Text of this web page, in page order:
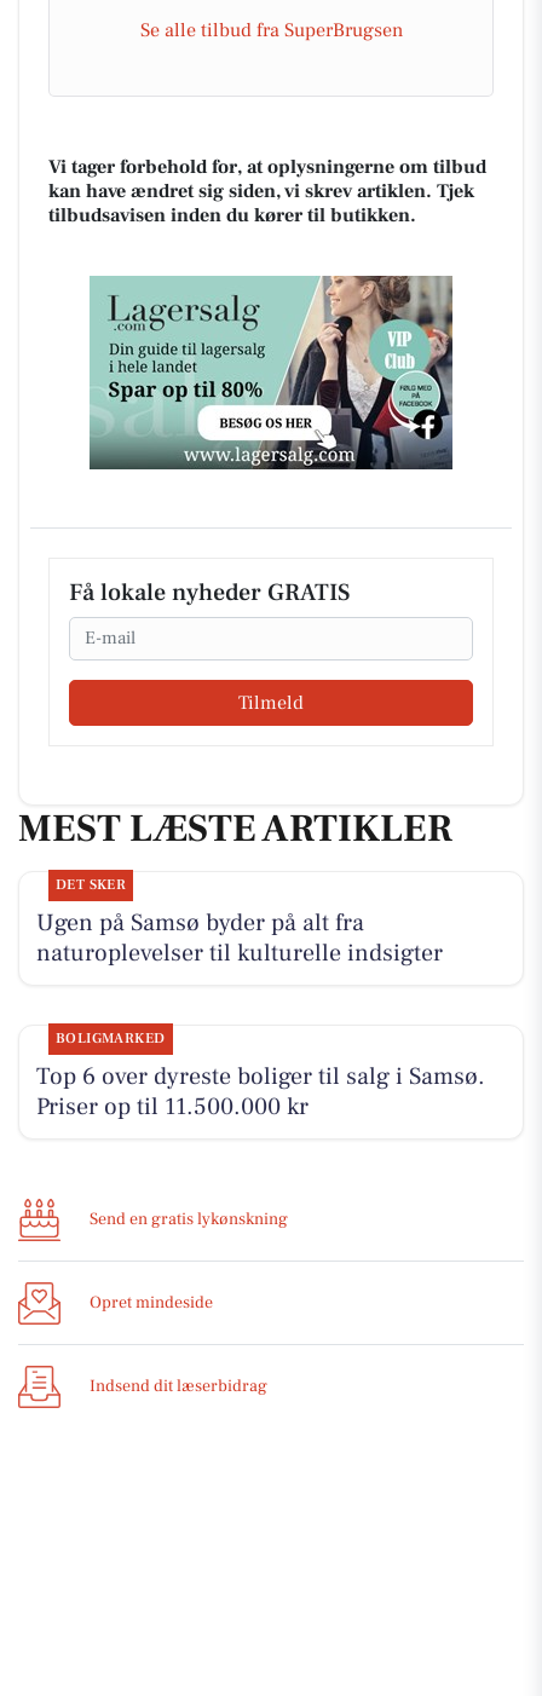
Se alle tilbud fra SuperBrugsen
Vi tager forbehold for, at oplysningerne om tilbud
kan have ændret sig siden, vi skrev artiklen. Tjek
tilbudsavisen inden du kører til butikken.
Få lokale nyheder GRATIS
Email
Tilmeld
MEST LÆSTE ARTIKLER
DET SKER
Ugen på Samsø byder på alt fra
naturoplevelser til kulturelle indsigter
BOLIGMARKED
Top 6 over dyreste boliger til salg i Samsø.
Priser op til 11.500.000 kr
Send en gratis lykønskning
Opret mindeside
Indsend dit læserbidrag